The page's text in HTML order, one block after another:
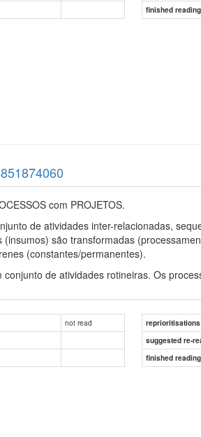
finished
com PROJETOS.
de atividades inter-relacionadas,
(insumos) são transformadas
(constantes/permanentes).
conjunto de atividades rotineiras. Os
not read
reprioritisations
suggested re-
finished